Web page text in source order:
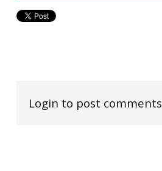
Login to post comments